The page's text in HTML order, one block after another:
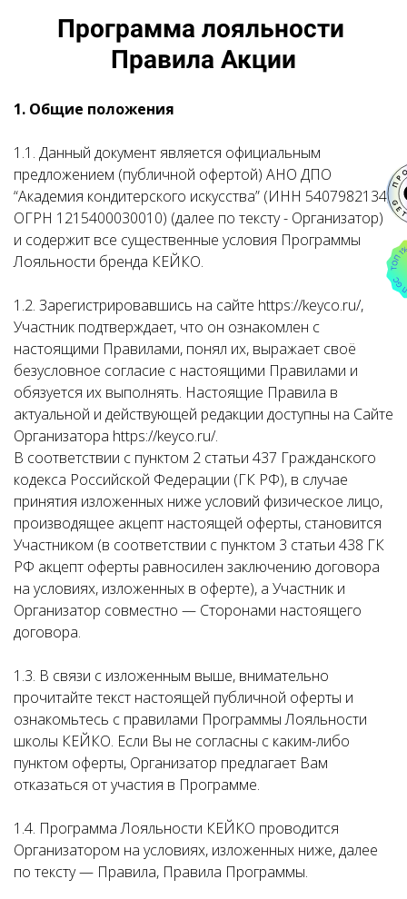
Программа лояльности
Правила Акции
1. Общие положения
1.1. Данный документ является официальным
предложением (публичной офертой) АНО ДПО
“Академия кондитерского искусства” (ИНН 5407982134;
ОГРН 1215400030010) (далее по тексту - Организатор)
и содержит все существенные условия Программы
Лояльности бренда КЕЙКО.
1.2. Зарегистрировавшись на сайте https://keyco.ru/,
Участник подтверждает, что он ознакомлен с
настоящими Правилами, понял их, выражает своё
безусловное согласие с настоящими Правилами и
обязуется их выполнять. Настоящие Правила в
актуальной и действующей редакции доступны на Сайте
Организатора https://keyco.ru/.
В соответствии с пунктом 2 статьи 437 Гражданского
кодекса Российской Федерации (ГК РФ), в случае
принятия изложенных ниже условий физическое лицо,
производящее акцепт настоящей оферты, становится
Участником (в соответствии с пунктом 3 статьи 438 ГК
РФ акцепт оферты равносилен заключению договора
на условиях, изложенных в оферте), а Участник и
Организатор совместно — Сторонами настоящего
договора.
1.3. В связи с изложенным выше, внимательно
прочитайте текст настоящей публичной оферты и
ознакомьтесь с правилами Программы Лояльности
школы КЕЙКО. Если Вы не согласны с каким-либо
пунктом оферты, Организатор предлагает Вам
отказаться от участия в Программе.
1.4. Программа Лояльности КЕЙКО проводится
Организатором на условиях, изложенных ниже, далее
по тексту — Правила, Правила Программы.